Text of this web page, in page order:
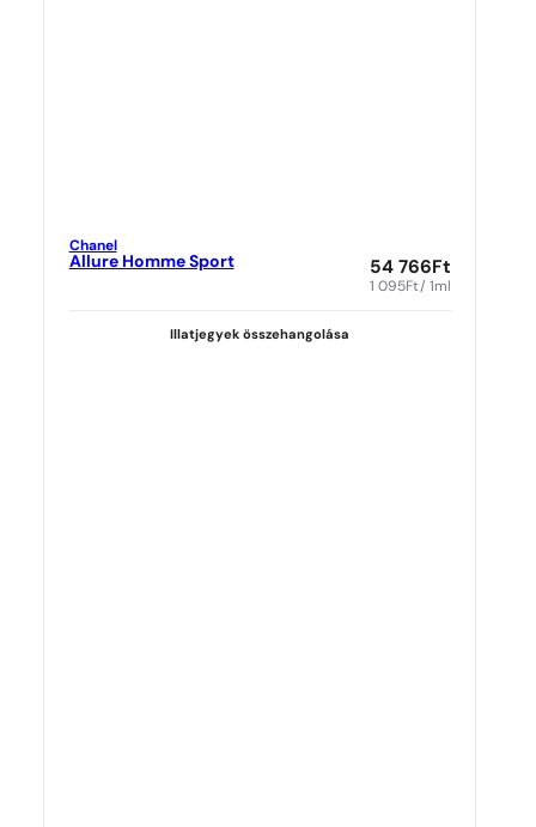
Chanel
Allure Homme Sport 54 766 Ft
1 095Ft/ 1ml
Illatjegyek összehangolása